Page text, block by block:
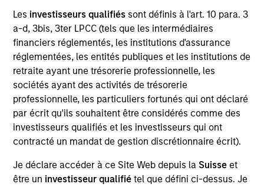
Les investisseurs qualifiés sont définis à l'art. 10 para. 3
a-d, 3bis, 3ter LPCC (tels que les intermédiaires
financiers réglementés, les institutions d'assurance
réglementées, les entités publiques et les institutions de
retraite ayant une trésorerie professionnelle, les
sociétés ayant des activités de trésorerie
professionnelle, les particuliers fortunés qui ont déclaré
par écrit qu'ils souhaitent être considérés comme des
investisseurs qualifiés et les investisseurs qui ont
contracté un mandat de gestion discrétionnaire écrit).
Je déclare accéder à ce Site Web depuis la Suisse et
être un investisseur qualifiétel que défini ci-dessus. Je
TEAM
Morgan Stanley Real Estate Investing
MSIM Real Assets delivers
comprehensive Real Estate and
Infrastructure solutions to our partners
and clients. We are patient, disciplined
investors, committed to working with the
best operating partners in each market,
returns, and always putting our clients
first.